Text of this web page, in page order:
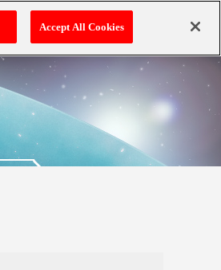
Accept All Cookies